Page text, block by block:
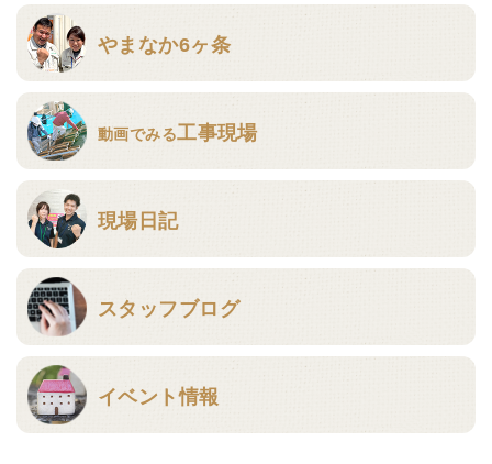
やまなか6ヶ条
動画でみる工事現場
現場日記
スタッフブログ
イベント情報